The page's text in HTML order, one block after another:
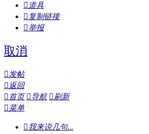
 道具
 复制链接
举报
取消
发帖
 返回
 首页 导航 刷新
菜单
我来说几句...